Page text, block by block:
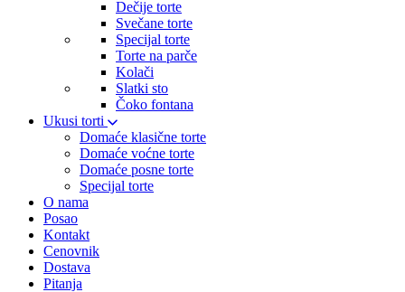
Dečije torte
Svečane torte
Specijal torte
Torte na parče
Kolači
Slatki sto
Čoko fontana
Ukusi torti
Domaće klasične torte
Domaće voćne torte
Domaće posne torte
Specijal torte
O nama
Posao
Kontakt
Cenovnik
Dostava
Pitanja